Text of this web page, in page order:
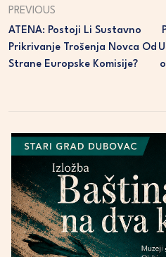
PREVIOUS
ATENA: Postoji Li Sustavno
Prikrivanje Trošenja Novca Od
Strane Europske Komisije?